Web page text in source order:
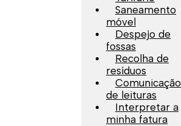
Saneamento
móvel
Despejo de
fossas
Recolha de
resíduos
Comunicação
de leituras
Interpretar a
minha fatura